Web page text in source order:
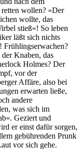
wollen? »Der
wollte, das
stieß«! So leben
läßt sich nichts
Frühlingserwachen?
Knaben, das
Holmes? Der
vor der
Affäre, also bei
erwarten ließe,
andere
was sich im
Geziert und
er einst dafür sorgen,
gebührenden Prunk
vor sich gehe.